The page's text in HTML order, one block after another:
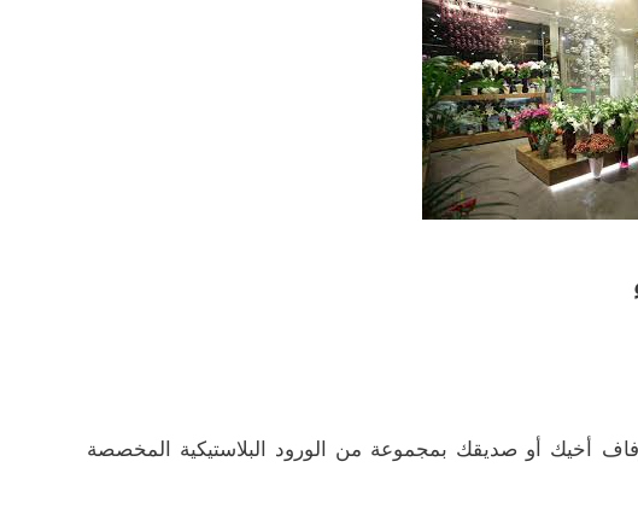
أخيك أو صديقك بمجموعة من الورود البلاستيكية المخصصة